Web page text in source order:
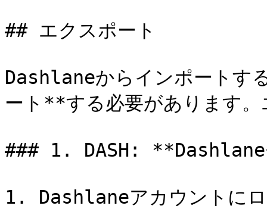
## エクスポート
Dashlaneからインポートす
ート**する必要があります
### 1. DASH: **Dashlane
1. Dashlaneアカウントに